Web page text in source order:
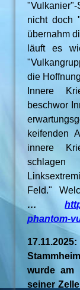
nicht doch
übernahm
läuft es
die
Innere
beschwor
keifenden
innere
Feld."
…
phantom-
wurde am
seiner